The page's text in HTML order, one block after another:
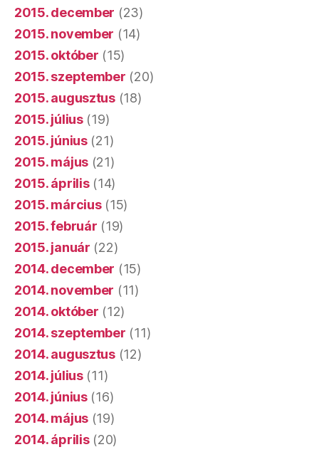
2015. december (23)
2015. november (14)
2015. október (15)
2015. szeptember (20)
2015. augusztus(18)
2015. július(19)
2015. június(21)
2015. május (21)
2015. április(14)
2015. március(15)
2015. február (19)
2015. január (22)
2014. december (15)
2014. november (11)
2014. október (12)
2014. szeptember (11)
2014. augusztus(12)
2014. július(11)
2014. június(16)
2014. május (19)
2014. április(20)